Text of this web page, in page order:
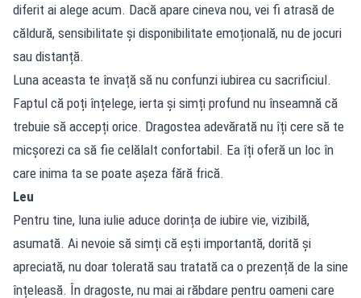
diferit ai alege acum. Dacă apare cineva nou, vei fi atrasă de
căldură, sensibilitate și disponibilitate emoțională, nu de jocuri
sau distanță.
Luna aceasta te învață să nu confunzi iubirea cu sacrificiul.
Faptul că poți înțelege, ierta și simți profund nu înseamnă că
trebuie să accepți orice. Dragostea adevărată nu îți cere să te
micșorezi ca să fie celălalt confortabil. Ea îți oferă un loc în
care inima ta se poate așeza fără frică.
Leu
Pentru tine, luna iulie aduce dorința de iubire vie, vizibilă,
asumată. Ai nevoie să simți că ești importantă, dorită și
apreciată, nu doar tolerată sau tratată ca o prezență de la sine
înțeleasă. În dragoste, nu mai ai răbdare pentru oameni care